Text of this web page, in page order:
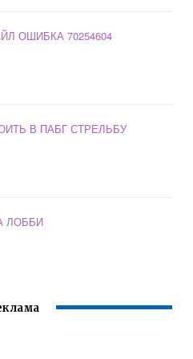
ОШИБКА 70254604
В ПАБГ СТРЕЛЬБУ
ЛОББИ